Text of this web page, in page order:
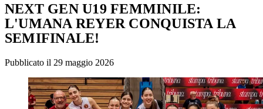
NEXT GEN U19 FEMMINILE:
L'UMANA REYER CONQUISTA LA
SEMIFINALE!
Pubblicato il 29 maggio 2026